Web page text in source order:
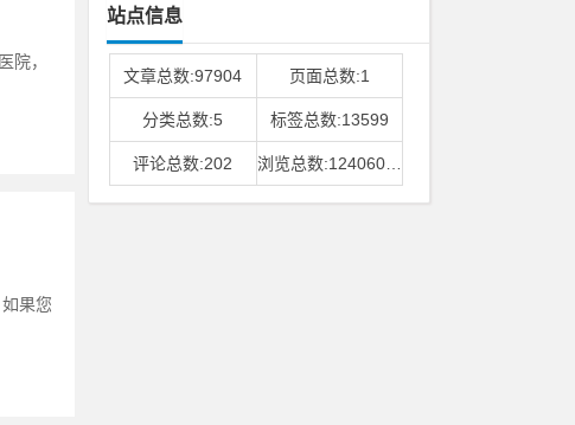
院，
果您
站点信息
文章总数:97904 页面总数:1
分类总数:5 标签总数:13599
评论总数:202 浏览总数:12406006